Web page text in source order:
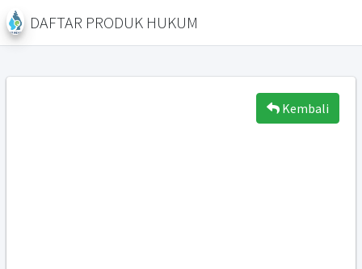
DAFTAR PRODUK HUKUM
Kembali